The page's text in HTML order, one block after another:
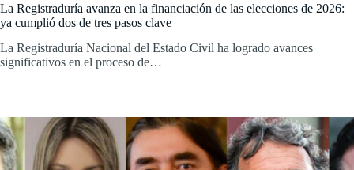
La Registraduría avanza en la financiación de las elecciones de 2026:
ya cumplió dos de tres pasos clave
La Registraduría Nacional del Estado Civil ha logrado avances
significativos en el proceso de…